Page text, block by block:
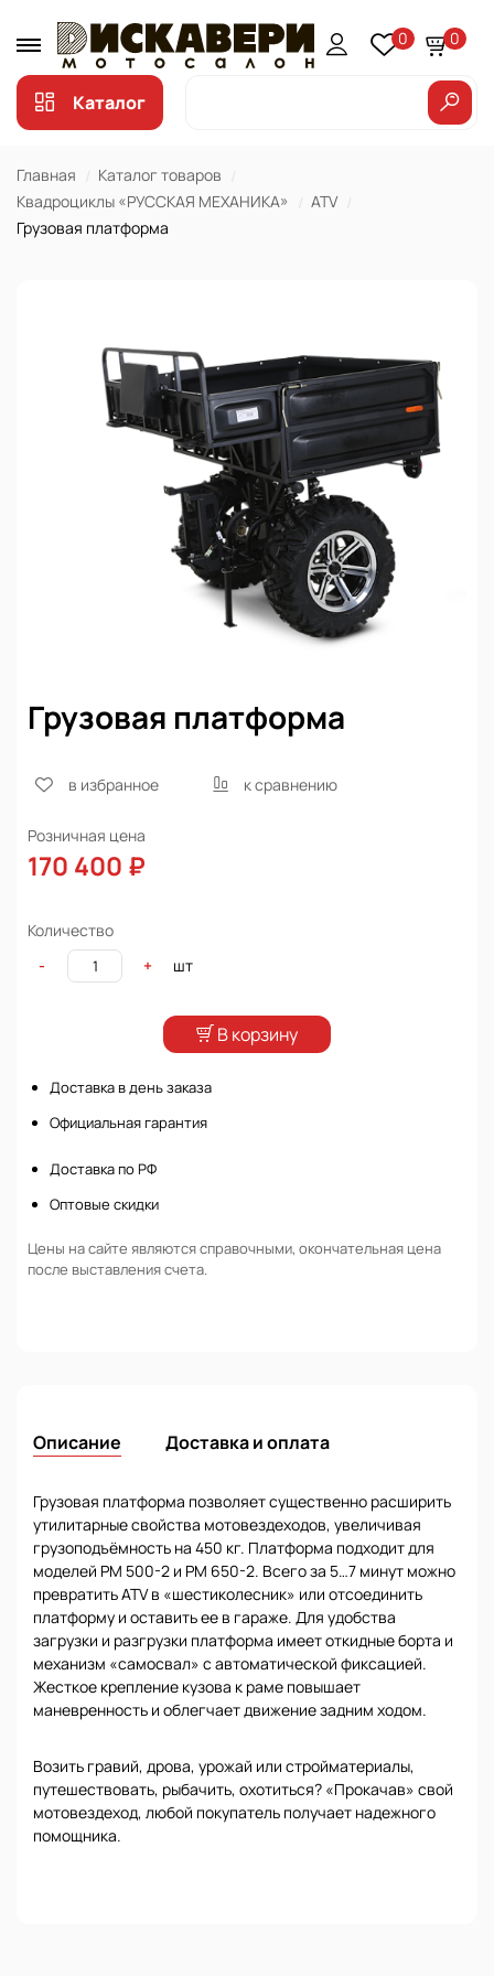
0 0
Каталог
Главная
Каталог товаров
Квадроциклы «РУССКАЯ МЕХАНИКА»
ATV
Грузовая платформа
Грузовая платформа
в избранное к сравнению
Розничная цена
170 400 ₽
Количество
-
+ шт
В корзину
Доставка в день заказа
Официальная гарантия
Доставка по РФ
Оптовые скидки
Цены на сайте являются справочными, окончательная цена
после выставления счета.
Описание Доставка и оплата
Грузовая платформа позволяет существенно расширить
утилитарные свойства мотовездеходов, увеличивая
грузоподъёмность на 450 кг. Платформа подходит для
моделей РМ 500-2 и РМ 650-2. Всего за 5…7 минут можно
превратить ATV в «шестиколесник» или отсоединить
платформу и оставить ее в гараже. Для удобства
загрузки и разгрузки платформа имеет откидные борта и
механизм «самосвал» с автоматической фиксацией.
Жесткое крепление кузова к раме повышает
маневренность и облегчает движение задним ходом.
Возить гравий, дрова, урожай или стройматериалы,
путешествовать, рыбачить, охотиться? «Прокачав» свой
мотовездеход, любой покупатель получает надежного
помощника.